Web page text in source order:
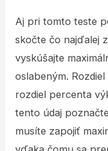
Aj pri tomto teste
skočte čo najďalej
vyskúšajte
oslabeným.
rozdiel percenta
tento údaj
musíte zapojiť